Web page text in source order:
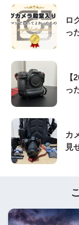
ロ
っ
っ
カ
見